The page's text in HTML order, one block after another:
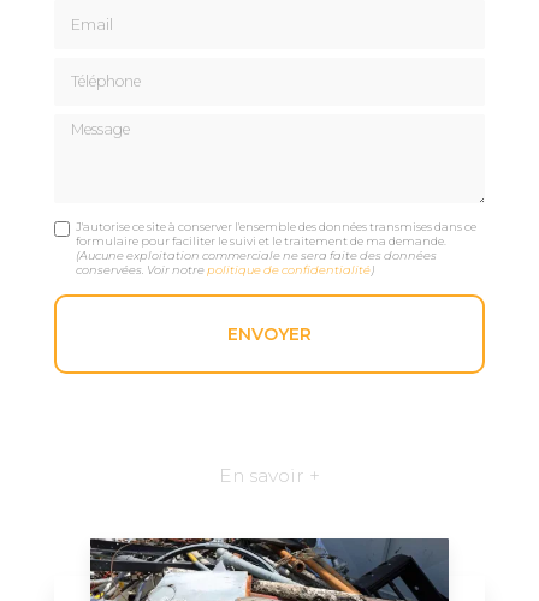
Message
J'autorise ce site à conserver l'ensemble des données transmises dans ce
formulaire pour faciliter le suivi et le traitement de ma demande.
(Aucune exploitation commerciale ne sera faite des données
conservées. Voir notrepolitique de confidentialité)
En savoir +